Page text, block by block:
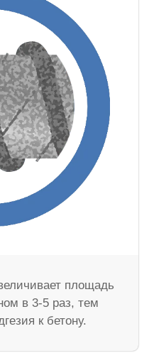
площадь
в 3-5 раз, тем
к бетону.